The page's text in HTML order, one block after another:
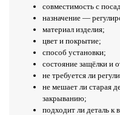
совместимость с
назначение —
материал изделия;
цвет и покрытие;
способ установки;
состояние защёлки и
не требуется ли
не мешает ли старая
закрыванию;
подходит ли деталь к